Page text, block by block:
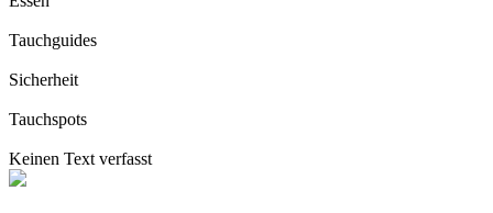
Tauchguides
Sicherheit
Tauchspots
Keinen Text verfasst